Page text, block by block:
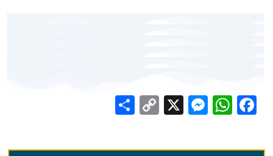
Facebook
WhatsApp
Messenger
X
Copy